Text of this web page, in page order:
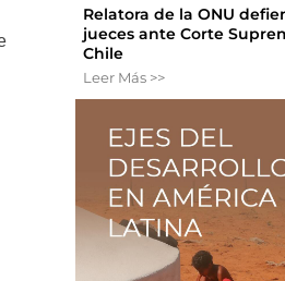
Relatora de la ONU
jueces ante Corte
Chile
Leer Más >>